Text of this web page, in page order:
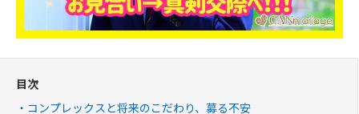
目次
コンプレックスと将来のこだわり、募る不安